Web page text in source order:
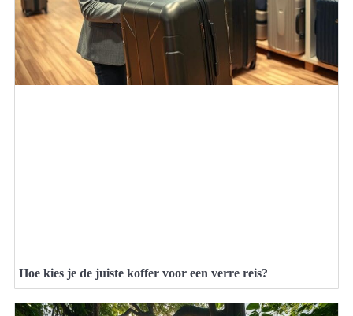
Hoe kies je de juiste koffer voor een verre reis?